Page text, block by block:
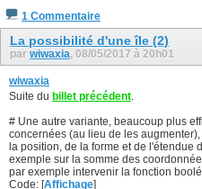
1 Commentaire
La possibilité d'une île (2)
par wiwaxia, 08/05/2017 à 20h01
wiwaxia
Suite du billet précédent
# Une autre variante, beaucoup plus
concernées (au lieu de les
la position, de la forme et de l'étendue
exemple sur la somme des
par exemple intervenir la fonction
Code: [Affichage]